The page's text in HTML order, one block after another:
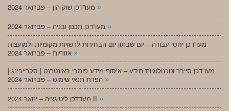
»
»
מעו”דכן יחסי עבודה – יום שבתון יום הבחירות לרשויות מקומיות ולמועצות
»
מעו”דכן סייבר וטכנולוגיות מידע – איסוף מידע פומבי באינטרנט | סקרייפינג |
»
מעו”דכן ליטיגציה – ינואר 2024 II »